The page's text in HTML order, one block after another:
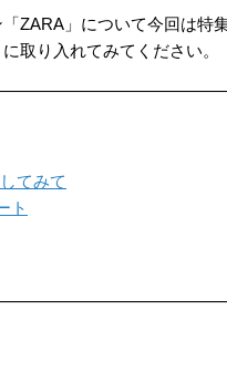
ZARA」について今回は特
取り入れてみてください。
てみて
ト